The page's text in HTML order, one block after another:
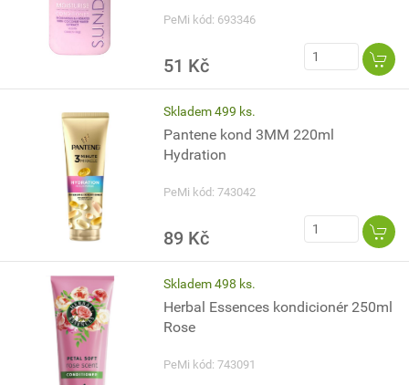
PeMi kód: 693346
51 Kč
Skladem 499 ks.
Pantene kond 3MM 220ml
Hydration
PeMi kód: 743042
89 Kč
Skladem 498 ks.
Herbal Essences kondicionér 250ml
Rose
PeMi kód: 743091